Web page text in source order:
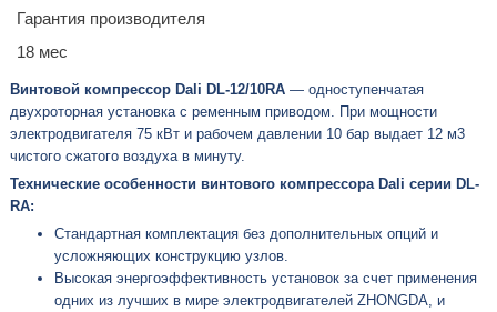
Гарантия производителя
18 мес
Винтовой компрессор Dali DL-12/10RA— одноступенчатая
двухроторная установка с ременным приводом. При мощности
электродвигателя 75 кВт и рабочем давлении 10 бар выдает 12 м3
чистого сжатого воздуха в минуту.
Технические особенности винтового компрессора Dali серии DL-
RA:
Стандартная комплектация без дополнительных опций и
усложняющих конструкцию узлов.
Высокая энергоэффективность установок за счет применения
одних из лучших в мире электродвигателей ZHONGDA, и